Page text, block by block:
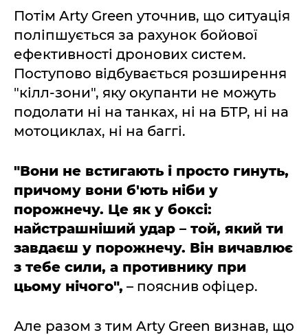
Потім Arty Green уточнив, що ситуація
поліпшується за рахунок бойової
ефективності дронових систем.
Поступово відбувається розширення
"кілл-зони", яку окупанти не можуть
подолати ні на танках, ні на БТР, ні на
мотоциклах, ні на баггі.
"Вони не встигають і просто гинуть,
причому вони б'ють ніби у
порожнечу. Це як у боксі:
найстрашніший удар – той, який ти
завдаєш у порожнечу. Він вичавлює
з тебе сили, а противнику при
цьому нічого", – пояснив офіцер.
Але разом з тим Arty Green визнав, що